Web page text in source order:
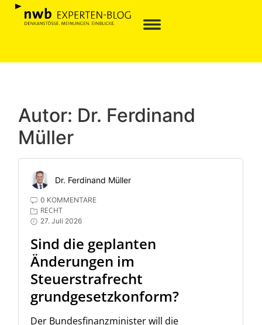
Autor: Dr. Ferdinand
Müller
Dr. Ferdinand Müller
0 KOMMENTARE
RECHT
27. Juli 2026
Sind die geplanten
Änderungen im
Steuerstrafrecht
grundgesetzkonform?
Der Bundesfinanzminister will die